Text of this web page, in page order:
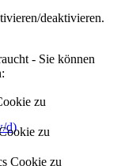
d)
deaktivieren.
- Sie können
zu
zu
Cookie zu